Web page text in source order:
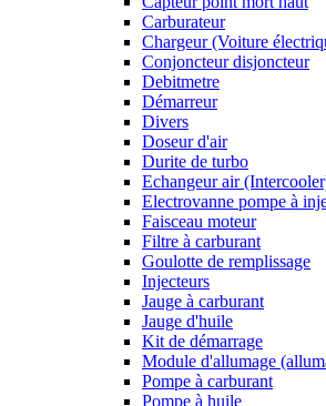
Carburateur
Chargeur (Voiture
Conjoncteur disjoncteur
Debitmetre
Démarreur
Divers
Doseur d'air
Durite de turbo
Echangeur air
Electrovanne pompe à
Faisceau moteur
Filtre à carburant
Goulotte de remplissage
Injecteurs
Jauge à carburant
Jauge d'huile
Kit de démarrage
Module d'allumage
Pompe à carburant
Pompe à huile